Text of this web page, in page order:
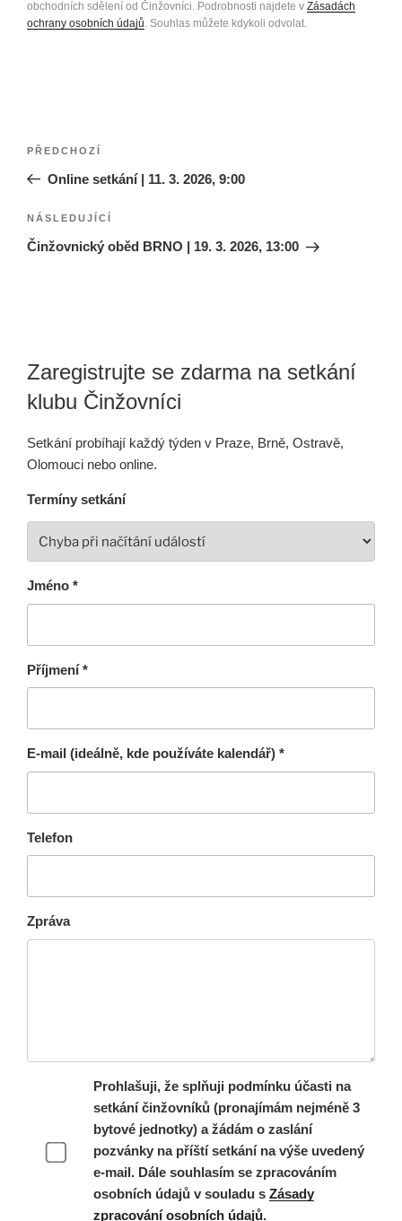
obchodních sdělení od Činžovníci. Podrobnosti najdete v Zásadách
ochrany osobních údajů . Souhlas můžete kdykoli odvolat.
Navigace
příspěvek
Předchozí
příspěvek
PŘEDCHOZÍ
Online setkání | 11. 3. 2026, 9:00
Následující
příspěvek
NÁSLEDUJÍCÍ
Činžovnický oběd BRNO | 19. 3. 2026, 13:00
Zaregistrujte se zdarma na setkání
klubu Činžovníci
Setkání probíhají každý týden v Praze, Brně, Ostravě,
Olomouci nebo online.
Termíny setkání
Jméno *
Příjmení *
E-mail (ideálně, kde používáte kalendář) *
Telefon
Zpráva
Prohlašuji, že splňuji podmínku účasti na
setkání činžovníků (pronajímám nejméně 3
bytové jednotky) a žádám o zaslání
pozvánky na příští setkání na výše uvedený
e-mail. Dále souhlasím se zpracováním
osobních údajů v souladu sZásady
zpracování osobních údajů.